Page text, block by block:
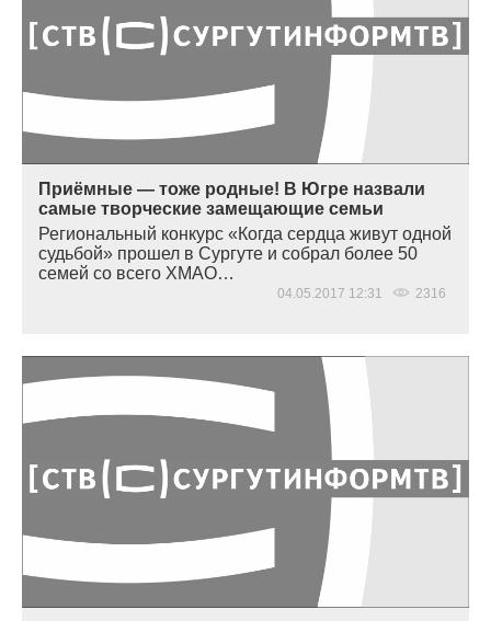
Приёмные — тоже родные! В Югре назвали
самые творческие замещающие семьи
Региональный конкурс «Когда сердца живут одной
судьбой» прошел в Сургуте и собрал более 50
семей со всего ХМАО…
04.05.2017 12:31 2316